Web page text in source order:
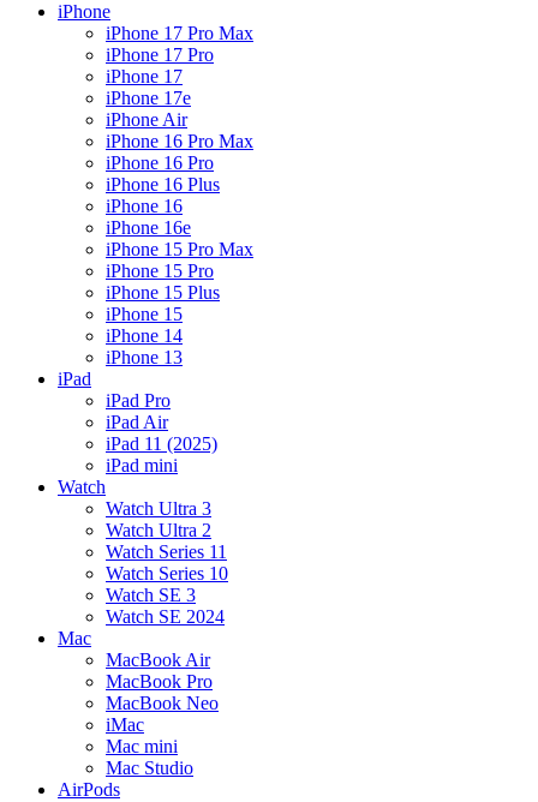
iPhone
iPhone 17 Pro Max
iPhone 17 Pro
iPhone 17
iPhone 17e
iPhone Air
iPhone 16 Pro Max
iPhone 16 Pro
iPhone 16 Plus
iPhone 16
iPhone 16e
iPhone 15 Pro Max
iPhone 15 Pro
iPhone 15 Plus
iPhone 15
iPhone 14
iPhone 13
iPad
iPad Pro
iPad Air
iPad 11 (2025)
iPad mini
Watch
Watch Ultra 3
Watch Ultra 2
Watch Series 11
Watch Series 10
Watch SE 3
Watch SE 2024
Mac
MacBook Air
MacBook Pro
MacBook Neo
iMac
Mac mini
Mac Studio
AirPods